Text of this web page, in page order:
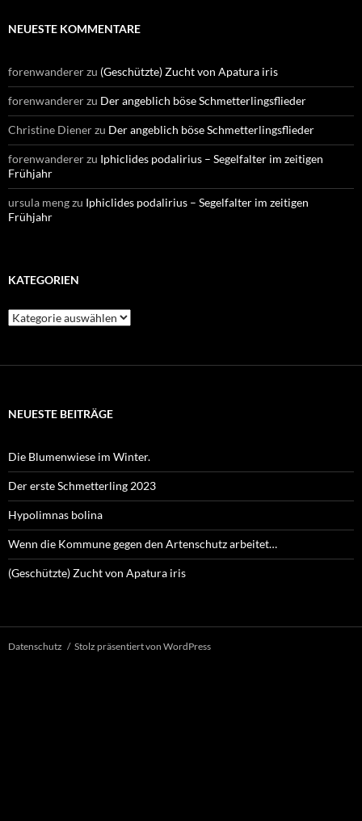
NEUESTE KOMMENTARE
forenwandererzu (Geschützte) Zucht von Apatura iris
forenwandererzu Der angeblich böse Schmetterlingsflieder
Christine Dienerzu Der angeblich böse Schmetterlingsflieder
forenwandererzu Iphiclides podalirius – Segelfalter im zeitigen
Frühjahr
ursula mengzu Iphiclides podalirius – Segelfalter im zeitigen
Frühjahr
KATEGORIEN
Kategorien
NEUESTE BEITRÄGE
Die Blumenwiese im Winter.
Der erste Schmetterling 2023
Hypolimnas bolina
Wenn die Kommune gegen den Artenschutz arbeitet…
(Geschützte) Zucht von Apatura iris
Datenschutz Stolz präsentiert von WordPress